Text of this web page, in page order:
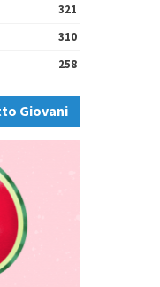
321
310
258
Giovani